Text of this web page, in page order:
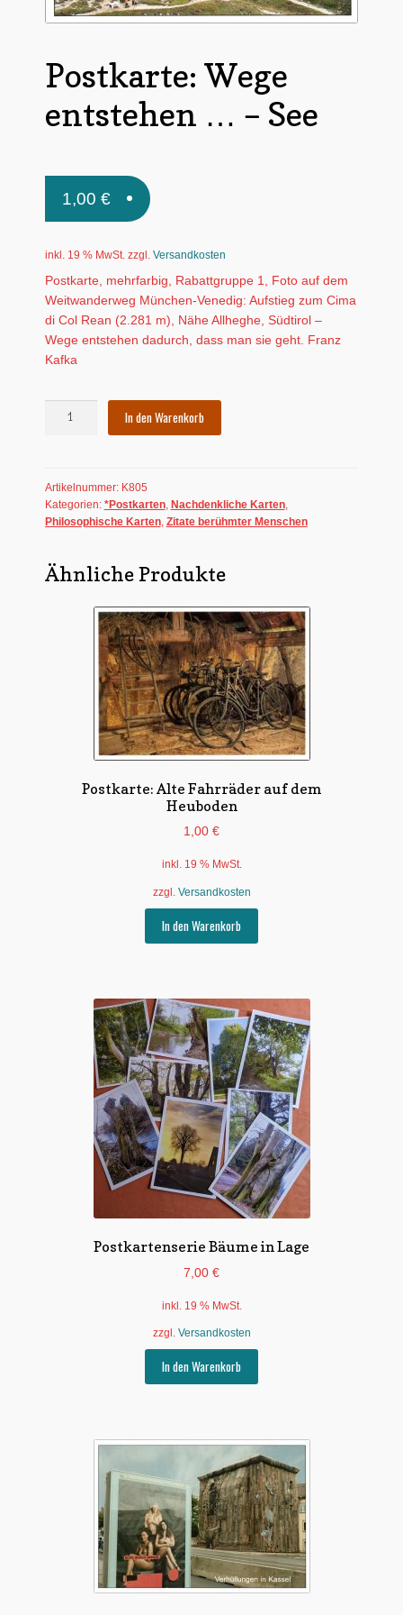
*Postkarten
Schnäppchen
Dies + Das
Individuelle Motive
Gummiertes Papier
Postkarte: Wege
entstehen … – See
1,00 €
inkl. 19 % MwSt. zzgl. Versandkosten
Postkarte, mehrfarbig, Rabattgruppe 1, Foto auf dem
Weitwanderweg München-Venedig: Aufstieg zum Cima
di Col Rean (2.281 m), Nähe Allheghe, Südtirol –
Wege entstehen dadurch, dass man sie geht. Franz
Kafka
-
See
Menge
In den Warenkorb
Artikelnummer: K805
Kategorien: *Postkarten, Nachdenkliche Karten,
Philosophische Karten, Zitate berühmter Menschen
Ähnliche Produkte
Postkarte: Alte Fahrräder auf dem
Heuboden
1,00 €
inkl. 19 % MwSt.
zzgl. Versandkosten
In den Warenkorb
Postkartenserie Bäume in Lage
7,00 €
inkl. 19 % MwSt.
zzgl. Versandkosten
In den Warenkorb